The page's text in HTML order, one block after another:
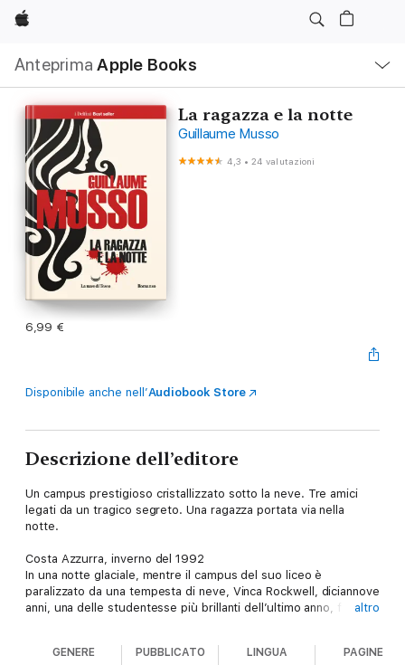
Apple
Anteprima Apple Books
locale
Apri
Menu
La ragazza e la notte
Guillaume Musso
4,3 •24 valutazioni
6,99 €
Disponibile anche nell’Audiobook Store
Descrizione dell’editore
Un campus prestigioso cristallizzato sotto la neve. Tre amici
legati da un tragico segreto. Una ragazza portata via nella
notte.
Costa Azzurra, inverno del 1992
In una notte glaciale, mentre il campus del suo liceo è
paralizzato da una tempesta di neve, Vinca Rockwell, diciannove
anni, una delle studentesse più brillanti dell’ultimo anno, fugge
Nessuno la rivedrà mai più. Costa Azzurra, primavera del 2017
altro
GENERE PUBBLICATO LINGUA PAGINE